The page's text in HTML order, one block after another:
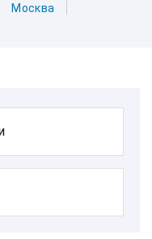
Москва